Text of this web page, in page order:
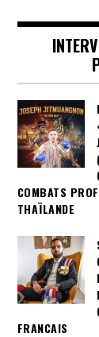
COMBATS
THAÏLANDE
FRANCAIS